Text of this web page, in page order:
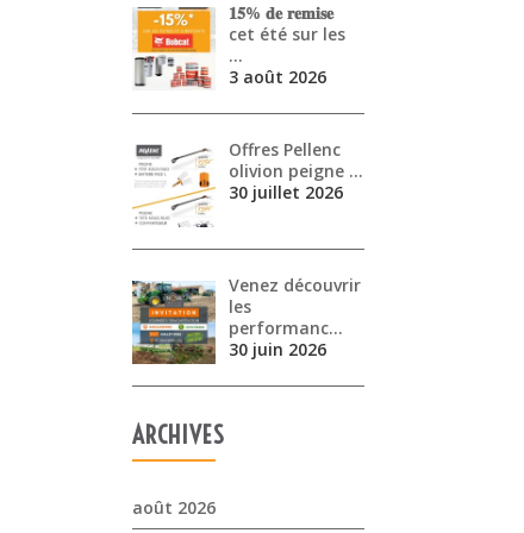
𝟏𝟓% 𝐝𝐞 𝐫𝐞𝐦𝐢𝐬𝐞
cet été sur les
…
3 août 2026
Offres Pellenc
olivion peigne …
30 juillet 2026
Venez découvrir
les
performanc…
30 juin 2026
ARCHIVES
août 2026